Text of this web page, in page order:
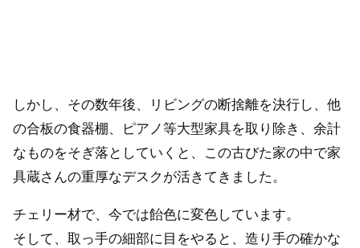
しかし、その数年後、リビングの断捨離を決行し、他
の合板の食器棚、ピアノ等大型家具を取り除き、余計
なものをそぎ落としていくと、この古びた家の中で家
具蔵さんの重厚なデスクが活きてきました。
チェリー材で、今では飴色に変色しています。
そして、取っ手の細部に目をやると、造り手の確かな